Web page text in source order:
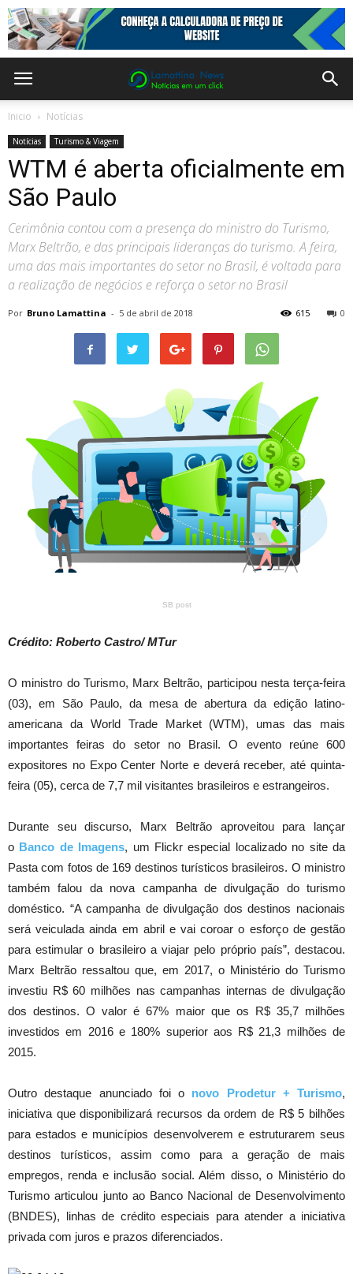
Inicio Notícias
Notícias Turismo & Viagem
WTM é aberta oficialmente em
São Paulo
Cerimônia contou com a presença do ministro do Turismo,
Marx Beltrão, e das principais lideranças do turismo. A feira,
uma das mais importantes do setor no Brasil, é voltada para
a realização de negócios e reforça o setor no Brasil
Por Bruno Lamattina - 5 de abril de 2018 0
615
SB post
Crédito: Roberto Castro/ MTur
O ministro do Turismo, Marx Beltrão, participou nesta terça-feira
(03), em São Paulo, da mesa de abertura da edição latino-
americana da World Trade Market (WTM), umas das mais
importantes feiras do setor no Brasil. O evento reúne 600
expositores no Expo Center Norte e deverá receber, até quinta-
feira (05), cerca de 7,7 mil visitantes brasileiros e estrangeiros.
Durante seu discurso, Marx Beltrão aproveitou para lançar
o Banco de Imagens, um Flickr especial localizado no site da
Pasta com fotos de 169 destinos turísticos brasileiros. O ministro
também falou da nova campanha de divulgação do turismo
doméstico. “A campanha de divulgação dos destinos nacionais
será veiculada ainda em abril e vai coroar o esforço de gestão
para estimular o brasileiro a viajar pelo próprio país”, destacou.
Marx Beltrão ressaltou que, em 2017, o Ministério do Turismo
investiu R$ 60 milhões nas campanhas internas de divulgação
dos destinos. O valor é 67% maior que os R$ 35,7 milhões
investidos em 2016 e 180% superior aos R$ 21,3 milhões de
2015.
Outro destaque anunciado foi o novo Prodetur + Turismo,
iniciativa que disponibilizará recursos da ordem de R$ 5 bilhões
para estados e municípios desenvolverem e estruturarem seus
destinos turísticos, assim como para a geração de mais
empregos, renda e inclusão social. Além disso, o Ministério do
Turismo articulou junto ao Banco Nacional de Desenvolvimento
(BNDES), linhas de crédito especiais para atender a iniciativa
privada com juros e prazos diferenciados.